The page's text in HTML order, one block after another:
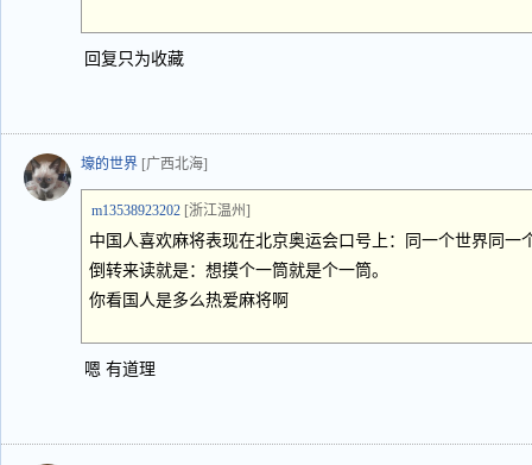
回复只为收藏
壕的世界 [广西北海]
m13538923202 [浙江温州]
中国人喜欢麻将表现在北京奥运会口号上：同一个世界同一
倒转来读就是：想摸个一筒就是个一筒。
你看国人是多么热爱麻将啊
嗯 有道理